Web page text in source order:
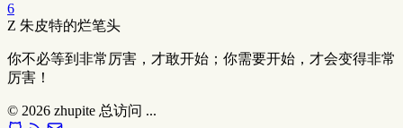
6
Z 朱皮特的烂笔头
你不必等到非常厉害，才敢开始；你需要开始，才会变得非常
厉害！
© 2026 zhupite 总访问 ...